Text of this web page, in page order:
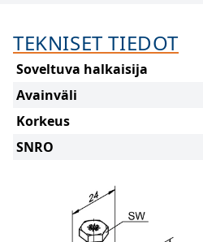
TEKNISET TIEDOT
Soveltuva halkaisija
Avainväli
Korkeus
SNRO